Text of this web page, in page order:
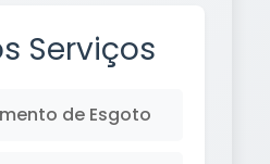
Serviços
de Esgoto